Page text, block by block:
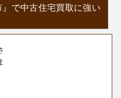
で中古住宅買取に強い